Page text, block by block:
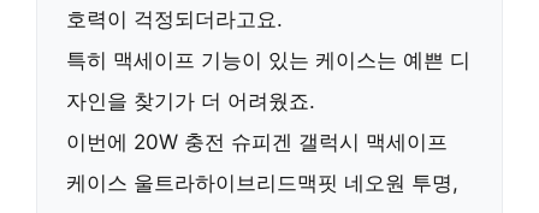
호력이 걱정되더라고요.
특히 맥세이프 기능이 있는 케이스는 예쁜 디
자인을 찾기가 더 어려웠죠.
이번에 20W 충전 슈피겐 갤럭시 맥세이프
케이스 울트라하이브리드맥핏 네오원 투명,